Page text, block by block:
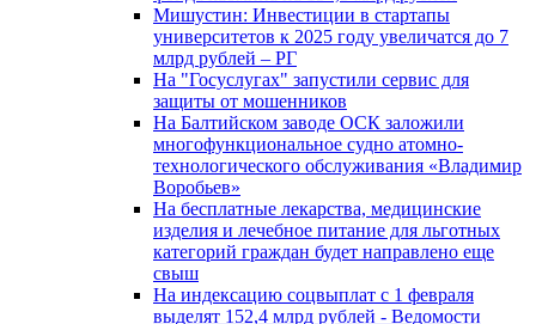
Мишустин: Инвестиции в стартапы
университетов к 2025 году увеличатся до 7
млрд рублей – РГ
На "Госуслугах" запустили сервис для
защиты от мошенников
На Балтийском заводе ОСК заложили
многофункциональное судно атомно-
технологического обслуживания «Владимир
Воробьев»
На бесплатные лекарства, медицинские
изделия и лечебное питание для льготных
категорий граждан будет направлено еще
свыш
На индексацию соцвыплат с 1 февраля
выделят 152,4 млрд рублей - Ведомости